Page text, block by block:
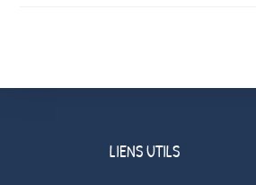
LIENS UTILS